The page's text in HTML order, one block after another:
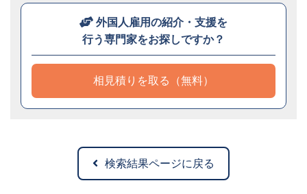
外国人雇用の紹介・支援を
行う専門家をお探しですか？
相見積りを取る（無料）
検索結果ページに戻る